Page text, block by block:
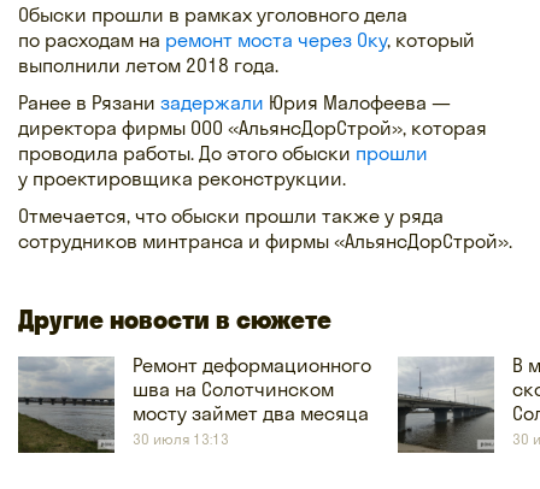
Обыски прошли в рамках уголовного дела
по расходам на ремонт моста через Оку, который
выполнили летом 2018 года.
Ранее в Рязани задержали Юрия Малофеева —
директора фирмы ООО «АльянсДорСтрой», которая
проводила работы. До этого обыски прошли
у проектировщика реконструкции.
Отмечается, что обыски прошли также у ряда
сотрудников минтранса и фирмы «АльянсДорСтрой».
Другие новости в сюжете
Ремонт деформационного
шва на Солотчинском
мосту займет два месяца
30 июля 13:13
В
30